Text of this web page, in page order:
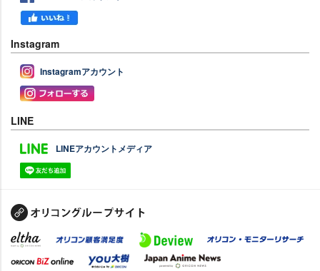
Instagram
Instagramアカウント
LINE
LINEアカウントメディア